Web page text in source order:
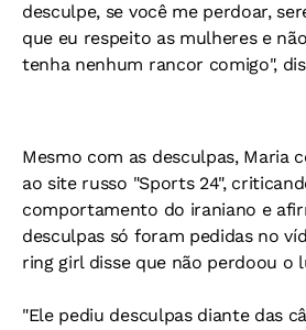
desculpe, se você me perdoar,
que eu respeito as mulheres e
tenha nenhum rancor comigo",
Mesmo com as desculpas, Maria
ao site russo "Sports 24",
comportamento do iraniano e
desculpas só foram pedidas no
ring girl disse que não perdoou o
"Ele pediu desculpas diante das